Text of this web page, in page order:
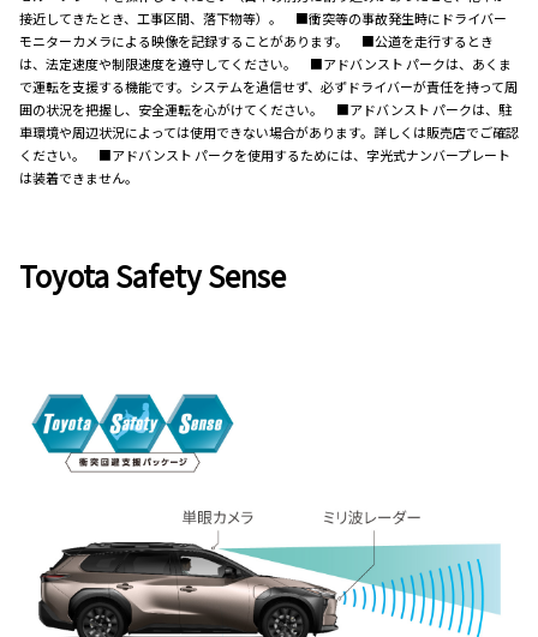
接近してきたとき、工事区間、落下物等）。 ■衝突等の事故発生時にドライバー
モニターカメラによる映像を記録することがあります。 ■公道を走行するとき
は、法定速度や制限速度を遵守してください。 ■アドバンスト パークは、あくま
で運転を支援する機能です。システムを過信せず、必ずドライバーが責任を持って周
囲の状況を把握し、安全運転を心がけてください。 ■アドバンスト パークは、駐
車環境や周辺状況によっては使用できない場合があります。詳しくは販売店でご確認
ください。 ■アドバンスト パークを使用するためには、字光式ナンバープレート
は装着できません。
Toyota Safety Sense